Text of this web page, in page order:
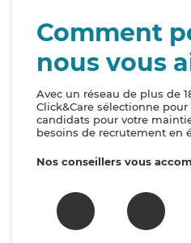
Comment
nous vous
Avec un réseau de plus de
Click&Care sélectionne
candidats pour votre
besoins de recrutement en
Nos conseillers vous